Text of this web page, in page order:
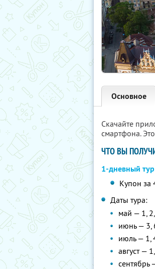
Основное
Скачайте
смартфона.
ЧТО ВЫ
1-дневный
Купон за
Даты тура:
май — 1,
июнь — 3,
июль — 1,
август —
сентябрь